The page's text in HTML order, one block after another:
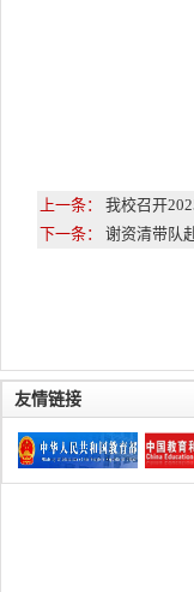
上一条： 我校召开
下一条： 谢资清带队
友情链接